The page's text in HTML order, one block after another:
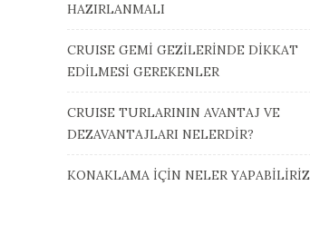
HAZIRLANMALI
CRUISE GEMİ GEZİLERİNDE DİKKAT
EDİLMESİ GEREKENLER
CRUISE TURLARININ AVANTAJ VE
DEZAVANTAJLARI NELERDİR?
KONAKLAMA İÇİN NELER YAPABİLİRİZ